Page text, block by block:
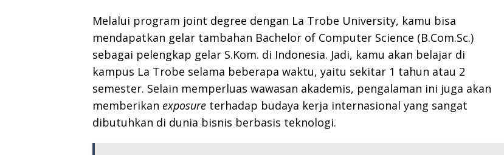
Melalui program joint degree dengan La Trobe University, kamu bisa
mendapatkan gelar tambahan Bachelor of Computer Science (B.Com.Sc.)
sebagai pelengkap gelar S.Kom. di Indonesia. Jadi, kamu akan belajar di
kampus La Trobe selama beberapa waktu, yaitu sekitar 1 tahun atau 2
semester. Selain memperluas wawasan akademis, pengalaman ini juga akan
memberikan exposure terhadap budaya kerja internasional yang sangat
dibutuhkan di dunia bisnis berbasis teknologi.